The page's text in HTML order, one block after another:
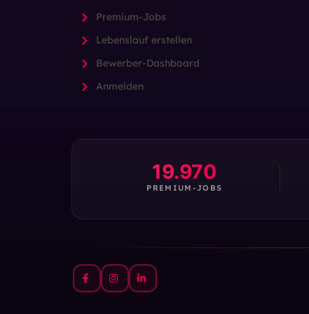
Premium-Jobs
Lebenslauf erstellen
Bewerber-Dashboard
Anmelden
19.970
PREMIUM-JOBS